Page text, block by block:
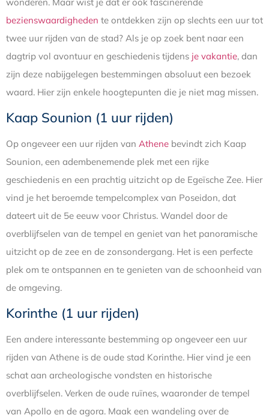
bezienswaardigheden te ontdekken zijn op slechts een uur tot
twee uur rijden van de stad? Als je op zoek bent naar een
dagtrip vol avontuur en geschiedenis tijdens je vakantie, dan
zijn deze nabijgelegen bestemmingen absoluut een bezoek
waard. Hier zijn enkele hoogtepunten die je niet mag missen.
Kaap Sounion (1 uur rijden)
Op ongeveer een uur rijden van Athene bevindt zich Kaap
Sounion, een adembenemende plek met een rijke
geschiedenis en een prachtig uitzicht op de Egeïsche Zee. Hier
vind je het beroemde tempelcomplex van Poseidon, dat
dateert uit de 5e eeuw voor Christus. Wandel door de
overblijfselen van de tempel en geniet van het panoramische
uitzicht op de zee en de zonsondergang. Het is een perfecte
plek om te ontspannen en te genieten van de schoonheid van
de omgeving.
Korinthe (1 uur rijden)
Een andere interessante bestemming op ongeveer een uur
rijden van Athene is de oude stad Korinthe. Hier vind je een
schat aan archeologische vondsten en historische
overblijfselen. Verken de oude ruïnes, waaronder de tempel
van Apollo en de agora. Maak een wandeling over de